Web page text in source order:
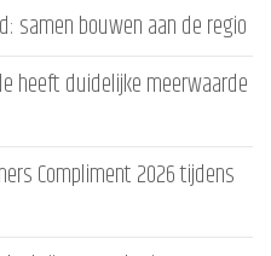
samen bouwen aan de regio
heeft duidelijke meerwaarde
Compliment 2026 tijdens